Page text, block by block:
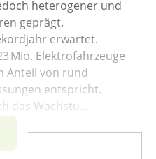
heterogener und
geprägt.
erwartet.
Mio. Elektrofahrzeuge
Anteil von rund
entspricht.
das Wachstu...